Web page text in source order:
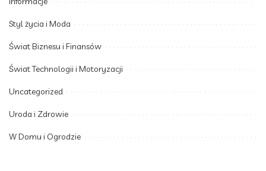
Styl życia i Moda
Świat Biznesu i Finansów
Świat Technologii i Motoryzacji
Uncategorized
Uroda i Zdrowie
W Domu i Ogrodzie